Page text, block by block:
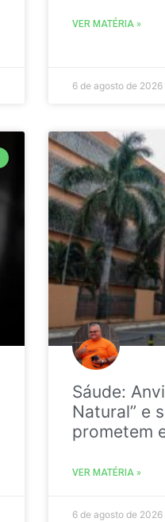
VER MATÉRIA »
6 de agosto de 2026
Sáude:
Natural” e
prometem
VER MATÉRIA »
6 de agosto de 2026